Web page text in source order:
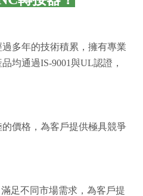
多年的技術積累，擁有專業
均通過IS-9001與UL認證，
價格，為客戶提供極具競爭
足不同市場需求，為客戶提